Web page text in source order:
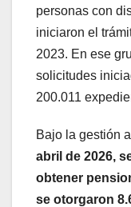
personas con
iniciaron el
2023. En ese
solicitudes
200.011
Bajo la gestión
abril de 2026,
obtener
se otorgaron